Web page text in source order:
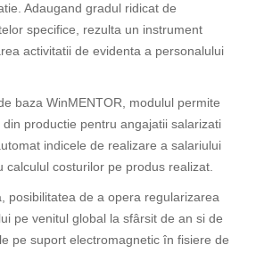
Adaugand gradul ridicat de
specifice, rezulta un instrument
activitatii de evidenta a personalului
baza WinMENTOR, modulul permite
productie pentru angajatii salarizati
indicele de realizare a salariului
calculul costurilor pe produs realizat.
posibilitatea de a opera regularizarea
pe venitul global la sfârsit de an si de
pe suport electromagnetic în fisiere de